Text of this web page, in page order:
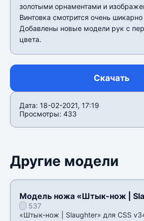
золотыми орнаментами и
Винтовка смотрится очень шикарно
Добавлены новые модели рук с
цвета.
Скачать
Дата: 18-02-2021, 17:19
Просмотры: 433
Другие модели
Модель ножа «Штык-нож |
CSS v34
537
«Штык-нож | Slaughter» для CSS